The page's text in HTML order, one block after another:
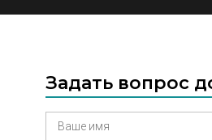
Задать вопрос